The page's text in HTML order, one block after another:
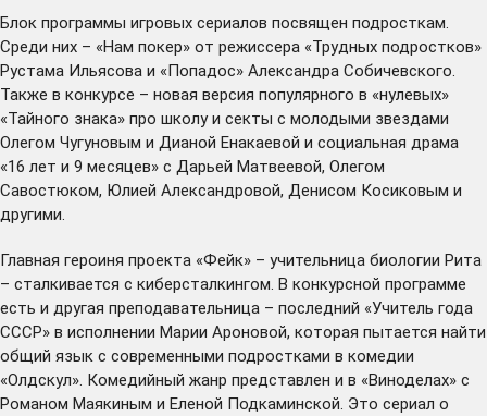
Блок программы игровых сериалов посвящен подросткам.
Среди них – «Нам покер» от режиссера «Трудных подростков»
Рустама Ильясова и «Попадос» Александра Собичевского.
Также в конкурсе – новая версия популярного в «нулевых»
«Тайного знака» про школу и секты с молодыми звездами
Олегом Чугуновым и Дианой Енакаевой и социальная драма
«16 лет и 9 месяцев» с Дарьей Матвеевой, Олегом
Савостюком, Юлией Александровой, Денисом Косиковым и
другими.
Главная героиня проекта «Фейк» – учительница биологии Рита
– сталкивается с киберсталкингом. В конкурсной программе
есть и другая преподавательница – последний «Учитель года
СССР» в исполнении Марии Ароновой, которая пытается найти
общий язык с современными подростками в комедии
«Олдскул». Комедийный жанр представлен и в «Виноделах» с
Романом Маякиным и Еленой Подкаминской. Это сериал о